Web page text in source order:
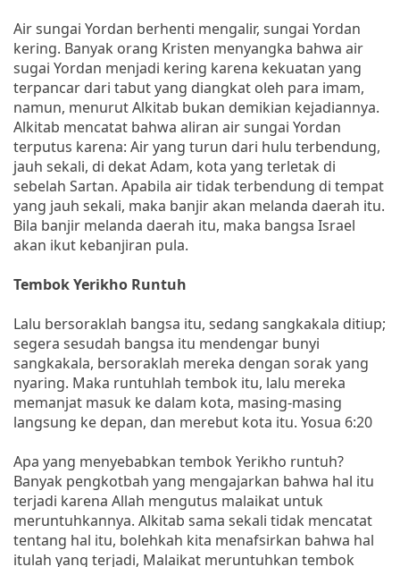
Air sungai Yordan berhenti mengalir, sungai Yordan
kering. Banyak orang Kristen menyangka bahwa air
sugai Yordan menjadi kering karena kekuatan yang
terpancar dari tabut yang diangkat oleh para imam,
namun, menurut Alkitab bukan demikian kejadiannya.
Alkitab mencatat bahwa aliran air sungai Yordan
terputus karena: Air yang turun dari hulu terbendung,
jauh sekali, di dekat Adam, kota yang terletak di
sebelah Sartan. Apabila air tidak terbendung di tempat
yang jauh sekali, maka banjir akan melanda daerah itu.
Bila banjir melanda daerah itu, maka bangsa Israel
akan ikut kebanjiran pula.
Tembok Yerikho Runtuh
Lalu bersoraklah bangsa itu, sedang sangkakala ditiup;
segera sesudah bangsa itu mendengar bunyi
sangkakala, bersoraklah mereka dengan sorak yang
nyaring. Maka runtuhlah tembok itu, lalu mereka
memanjat masuk ke dalam kota, masing-masing
langsung ke depan, dan merebut kota itu. Yosua 6:20
Apa yang menyebabkan tembok Yerikho runtuh?
Banyak pengkotbah yang mengajarkan bahwa hal itu
terjadi karena Allah mengutus malaikat untuk
meruntuhkannya. Alkitab sama sekali tidak mencatat
tentang hal itu, bolehkah kita menafsirkan bahwa hal
itulah yang terjadi, Malaikat meruntuhkan tembok